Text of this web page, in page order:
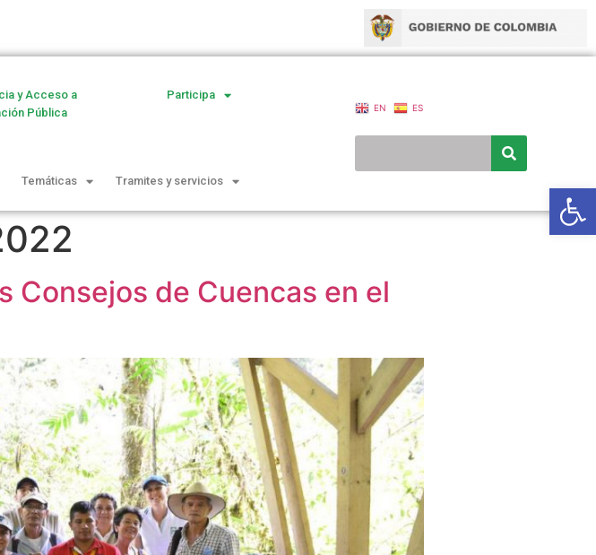
y Acceso a
Pública
Participa
Temáticas Tramites y servicios
EN ES
Consejos de Cuencas en el